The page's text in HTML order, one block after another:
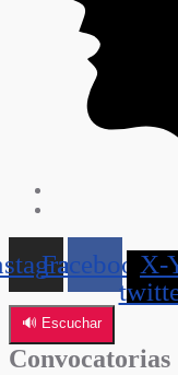
FacebookX-
🔊 Escuchar
Convocatorias